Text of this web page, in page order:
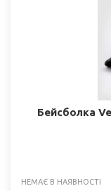
Бейсболка
НЕМАЄ В НАЯВНОСТІ